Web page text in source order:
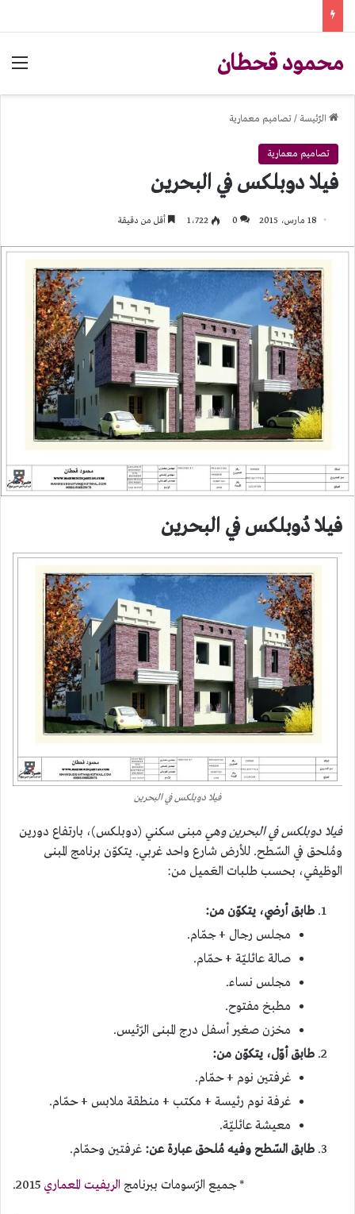
محمود قحطان
الرّئيسة /تصاميم معمارية
تصاميم معمارية
فيلا دوبلكس في البحرين
18 مارس، 2015 0 1٬722 أقل من دقيقة
فيلا دُوبلكس في البحرين
فيلا دوبلكس في البحرين
فيلا دوبلكس في البحرين وهي مبنى سكني (دوبلكس)، بارتفاع دورين
ومُلحق في السّطح. للأرض شارع واحد غربي. يتكوّن برنامج المبنى
الوظيفي، بحسب طلبات العَميل من:
طابق أرضي، يتكوّن من:
مجلس رجال + جمّام.
صالة عائليّة + حمّام.
مجلس نساء.
مطبخ مفتوح.
مخزن صغير أسفل درج المبنى الرّئيس.
طابق أوّل، يتكوّن من:
غرفتين نوم + حمّام.
غرفة نوم رئيسة + مكتب + منطقة ملابس + حمّام.
معيشة عائليّة.
طابق السّطح وفيه مُلحق عبارة عن: غرفتين وحمّام.
* جميع الرّسومات ببرنامج الريفيت المعماري